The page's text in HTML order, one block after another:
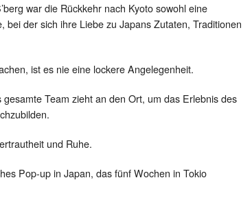
war die Rückkehr nach Kyoto sowohl eine
bei der sich ihre Liebe zu Japans Zutaten, Traditionen
ist es nie eine lockere Angelegenheit.
Team zieht an den Ort, um das Erlebnis des
und Ruhe.
Pop-up in Japan, das fünf Wochen in Tokio